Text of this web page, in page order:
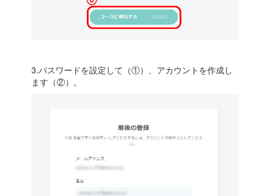
3.パスワードを設定して（①）、アカウントを作成し
ます（②）。